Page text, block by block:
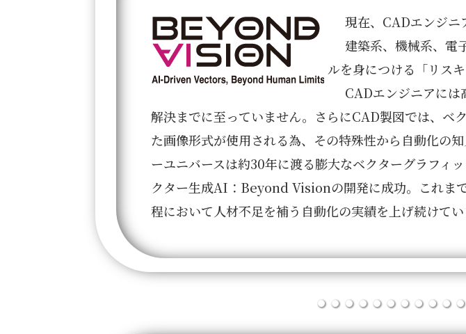
現在、CADエンジニ
建築系、機械系、電
ルを身につける「リス
CADエンジニアには
解決までに至っていません。さらにCAD製図では、ベ
た画像形式が使用される為、その特殊性から自動化の
ーユニバースは約30年に渡る膨大なベクターグラフィ
クター生成AI：Beyond Visionの開発に成功。これま
程において人材不足を補う自動化の実績を上げ続けてい